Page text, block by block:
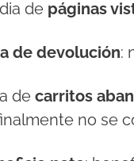
de páginas
de devolución:
de carritos
no se